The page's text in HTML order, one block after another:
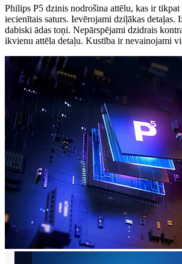
Philips P5 dzinis nodrošina attēlu, kas ir
iecienītais saturs. Ievērojami dziļākas detaļas.
dabiski ādas toņi. Nepārspējami dzidrais
ikvienu attēla detaļu. Kustība ir nevainojami